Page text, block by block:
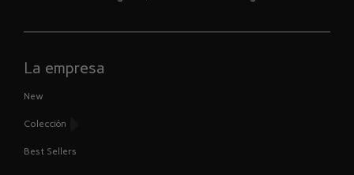
La empresa
New
Colección
Best Sellers